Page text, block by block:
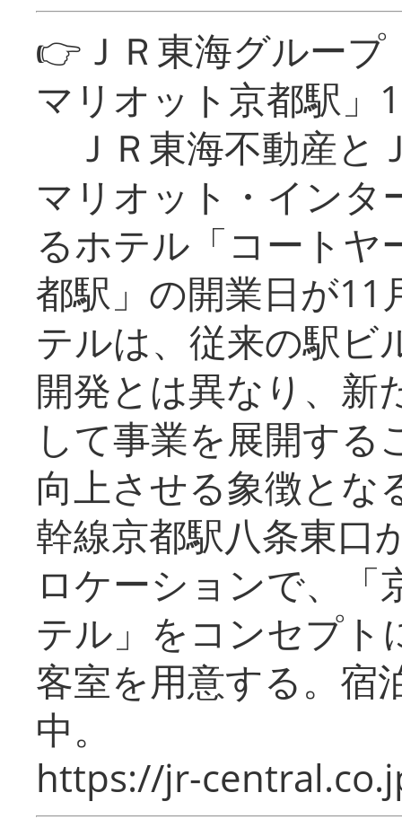
👉ＪＲ東海グルー
マリオット京都駅」
ＪＲ東海不動産と
マリオット・インタ
るホテル「コートヤ
都駅」の開業日が11
テルは、従来の駅ビ
開発とは異なり、新
して事業を展開する
向上させる象徴とな
幹線京都駅八条東口
ロケーションで、「
テル」をコンセプト
客室を用意する。宿
中。
https://jr-